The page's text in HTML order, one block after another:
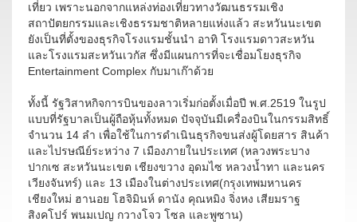
เที่ยว เพราะนอกจากแหล่งท่องเที่ยวทางวัฒนธรรมเชิง
สถาปัตยกรรมและเชิงธรรมชาติหลายแห่งแล้ว สะหวันนะเขต
ยังเป็นที่ตั้งของธุรกิจโรงแรมชั้นนำ อาทิ โรงแรมดาวสะหวัน
และโรงแรมสะหวันเวกัส ซึ่งมีแผนการที่จะเชื่อมโยงธุรกิจ
Entertainment Complex กับมาเก๊าด้วย
ทั้งนี้ รัฐวิสาหกิจการบินของลาวเริ่มก่อตั้งเมื่อปี พ.ศ.2519 ในรูป
แบบที่รัฐบาลเป็นผู้ถือหุ้นทั้งหมด ปัจจุบันมีเครื่องบินในกรรมสิทธิ์
จำนวน 14 ลำ เพื่อใช้ในการดำเนินธุรกิจขนส่งผู้โดยสาร สินค้า
และไปรษณีย์ระหว่าง 7 เมืองภายในประเทศ (หลวงพระบาง
ปากเซ สะหวันนะเขต เชียงขวาง อุดมไซ หลวงน้ำทา และนคร
เวียงจันทร์) และ 13 เมืองในต่างประเทศ(กรุงเทพมหานคร
เชียงใหม่ ฮานอย โฮจิมินห์ ดานัง คุณหมิง จิ่งหง เสียมราฐ
สิงคโปร์ พนมเปญ กวางโจว โซล และพูซาน)